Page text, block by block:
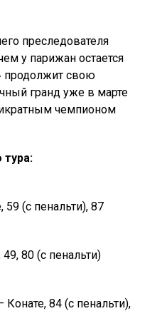
преследователя
у парижан остается
продолжит свою
гранд уже в марте
чемпионом
тура:
(с пенальти), 87
80 (с пенальти)
84 (с пенальти),